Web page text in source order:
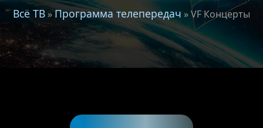
Всё ТВ»Программа телепередач » VF Концерты